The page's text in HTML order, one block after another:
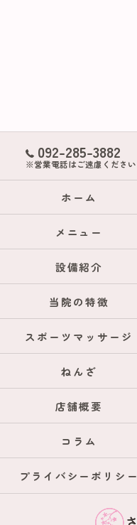
092-285-3882
※営業電話はご遠慮ください
ホーム
メニュー
設備紹介
当院の特徴
スポーツマッサージ
ねんざ
店舗概要
コラム
プライバシーポリシー